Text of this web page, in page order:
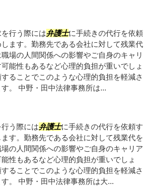
行う際には弁護士に手続きの代行を依頼
ます。勤務先である会社に対して残業代
場の人間関係への影響やご自身のキャリ
能性もあるなど心理的負担が重いでしょ
ることでこのような心理的負担を軽減さ
。 中野・田中法律事務所は...
う際には弁護士に手続きの代行を依頼す
す。勤務先である会社に対して残業代を
の人間関係への影響やご自身のキャリア
性もあるなど心理的負担が重いでしょ
ることでこのような心理的負担を軽減さ
。 中野・田中法律事務所は大...